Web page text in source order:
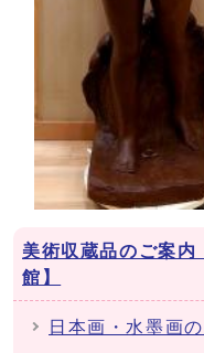
美術収蔵品のご案
館】
日本画・水墨画